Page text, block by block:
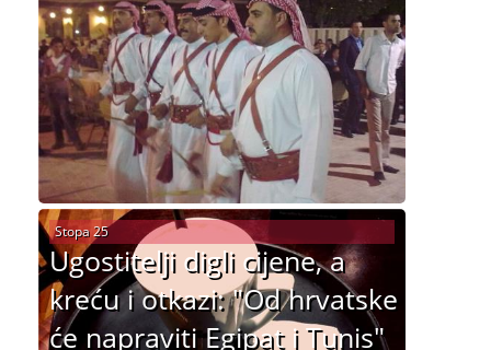
Ugostitelji digli cijene, a
kreću i otkazi: "Od hrvatske
će napraviti Egipat i Tunis"
Stopa 25